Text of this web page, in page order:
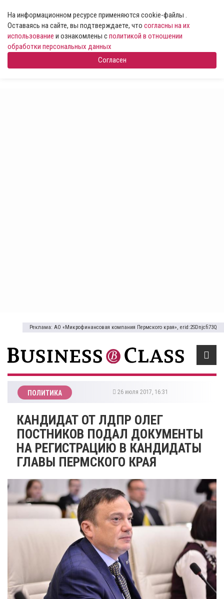
На информационном ресурсе применяются cookie-файлы .
Оставаясь на сайте, вы подтверждаете, что согласны на их
использование и ознакомлены сполитикой в отношении
обработки персональных данных
Согласен
Реклама: АО «Микрофинансовая компания Пермского края», erid:2SDnjcfi73Q
ПОЛИТИКА 26 июля 2017, 16:31
КАНДИДАТ ОТ ЛДПР ОЛЕГ
ПОСТНИКОВ ПОДАЛ ДОКУМЕНТЫ
НА РЕГИСТРАЦИЮ В КАНДИДАТЫ
ГЛАВЫ ПЕРМСКОГО КРАЯ